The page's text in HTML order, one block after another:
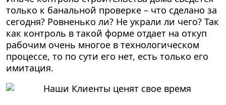
только к банальной проверке – что сделано за
сегодня? Ровненько ли? Не украли ли чего? Так
как контроль в такой форме отдает на откуп
рабочим очень многое в технологическом
процессе, то по сути его нет, есть только его
имитация.